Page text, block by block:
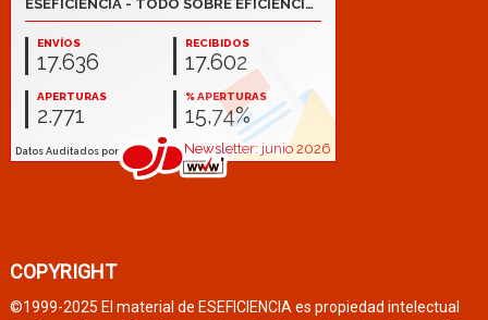
COPYRIGHT
©1999-2025 El material de ESEFICIENCIA es propiedad intelectual